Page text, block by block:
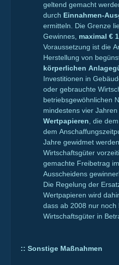
geltend gemacht
durch Einnahmen-
ermitteln. Die Grenze
Gewinnes, maximal €
Voraussetzung ist die
Herstellung von
körperlichen
Investitionen in
oder gebrauchte
betriebsgewöhnlichen
mindestens vier
Wertpapieren , die
dem
Jahre gewidmet
Wirtschaftsgüter
gemachte Freibetrag
Ausscheidens
Die Regelung der
Wertpapieren wird
dass ab 2008 nur noch
Wirtschaftsgüter in
:: Sonstige Maßnahmen